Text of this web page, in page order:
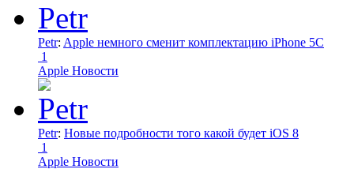
Petr: Apple немного сменит комплектацию iPhone 5C
1
Apple Новости
Petr: Новые подробности того какой будет iOS 8
1
Apple Новости